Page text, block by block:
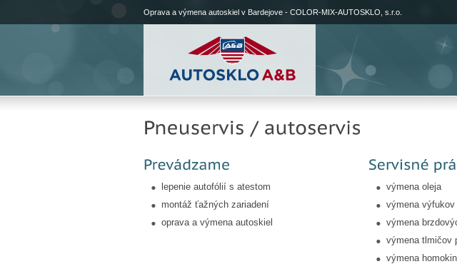
Oprava a výmena autoskiel v Bardejove - COLOR-MIX-AUTOSKLO, s.r.o.
lepenie autofólií s atestom
montáž ťažných zariadení
oprava a výmena autoskiel
výmena oleja
výmena výfukov
výmena
výmena tlmičov
výmena